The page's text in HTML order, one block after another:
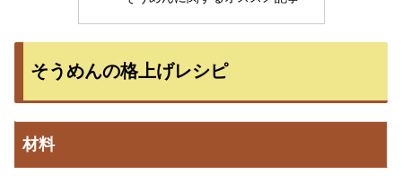
そうめんの格上げレシピ
材料